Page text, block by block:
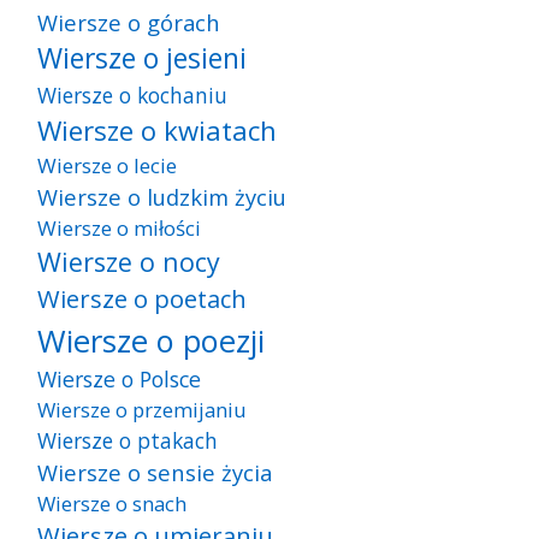
Wiersze o górach
Wiersze o jesieni
Wiersze o kochaniu
Wiersze o kwiatach
Wiersze o lecie
Wiersze o ludzkim życiu
Wiersze o miłości
Wiersze o nocy
Wiersze o poetach
Wiersze o poezji
Wiersze o Polsce
Wiersze o przemijaniu
Wiersze o ptakach
Wiersze o sensie życia
Wiersze o snach